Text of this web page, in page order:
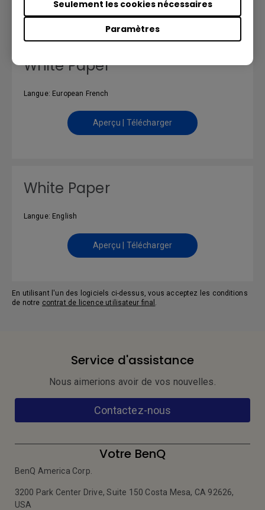
Paramètres
Seulement les cookies nécessaires
White Paper
Langue: European French
Aperçu | Télécharger
White Paper
Langue: English
Aperçu | Télécharger
En utilisant l'un des logiciels ci-dessus, vous acceptez les conditions
de notre contrat de licence utilisateur final .
Service d'assistance
Nous aimerions avoir de vos nouvelles.
Contactez-nous
Votre BenQ
BenQ America Corp.
3200 Park Center Drive, Suite 150 Costa Mesa, CA 92626,
USA